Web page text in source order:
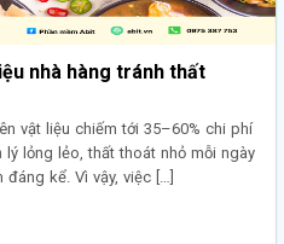
nhà hàng tránh thất
vật liệu chiếm tới 35–60% chi phí
lý lỏng lẻo, thất thoát nhỏ mỗi ngày
kể. Vì vậy, việc […]